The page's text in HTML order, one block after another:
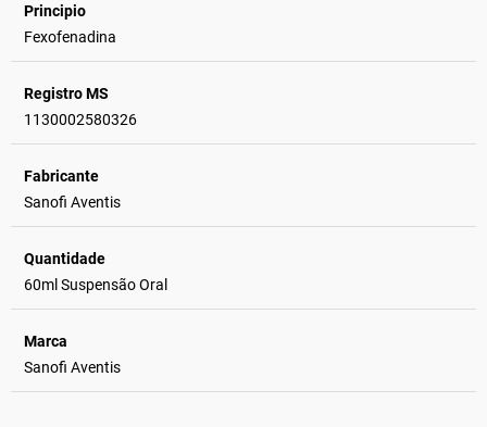
Principio
Fexofenadina
Registro MS
1130002580326
Fabricante
Sanofi Aventis
Quantidade
60ml Suspensão Oral
Marca
Sanofi Aventis